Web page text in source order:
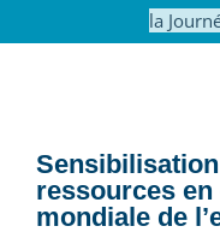
la
ressources
mondiale de